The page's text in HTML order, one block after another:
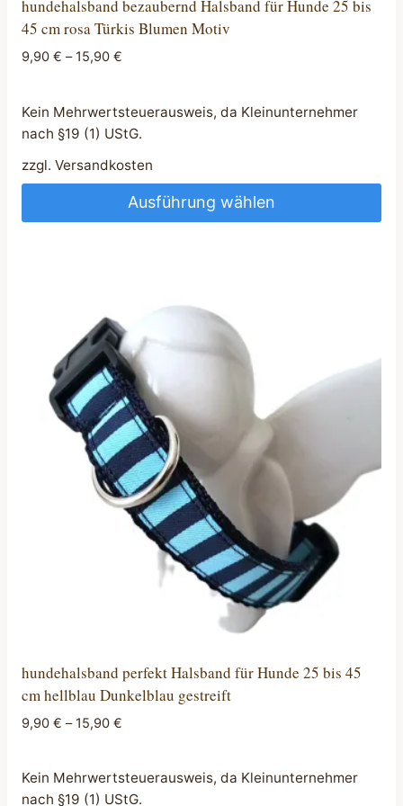
hundehalsband bezaubernd Halsband für Hunde 25 bis
45 cm rosa Türkis Blumen Motiv
9,90 € –15,90 €
Kein Mehrwertsteuerausweis, da Kleinunternehmer
nach §19 (1) UStG.
zzgl. Versandkosten
Ausführung wählen
Varianten
Optionen
können
Produktseite
hundehalsband perfekt Halsband für Hunde 25 bis 45
cm hellblau Dunkelblau gestreift
9,90 € –15,90 €
Kein Mehrwertsteuerausweis, da Kleinunternehmer
nach §19 (1) UStG.